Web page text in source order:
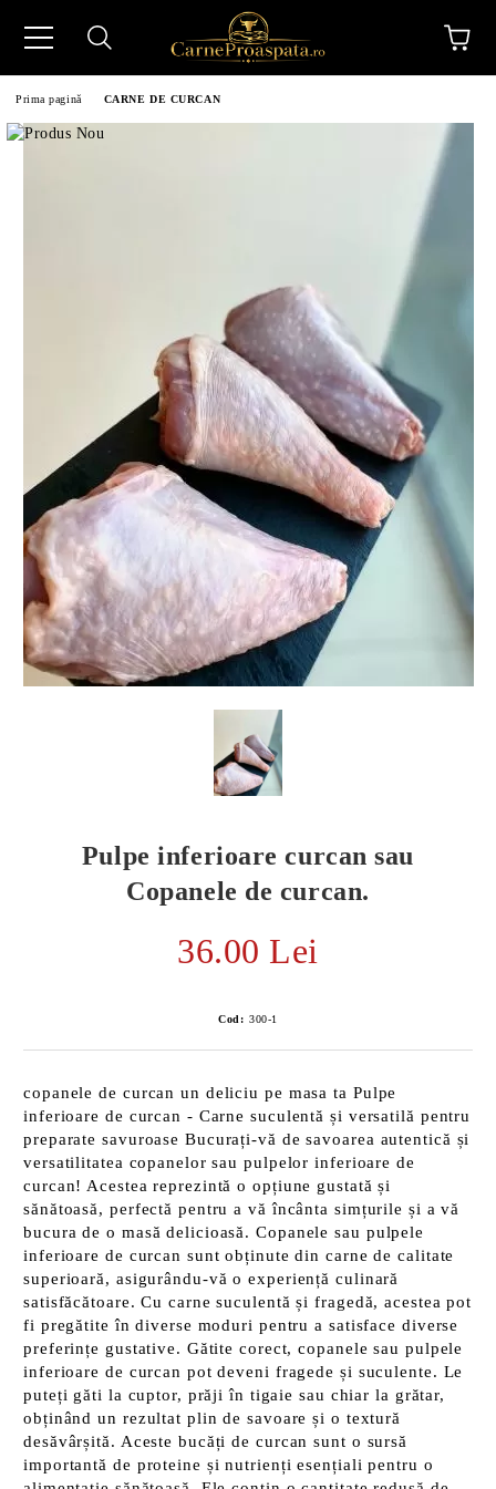
Prima pagină CARNE DE CURCAN
Pulpe inferioare curcan sau
Copanele de curcan.
36.00 Lei
Cod: 300-1
copanele de curcan un deliciu pe masa ta Pulpe
inferioare de curcan - Carne suculentă și versatilă pentru
preparate savuroase Bucurați-vă de savoarea autentică și
versatilitatea copanelor sau pulpelor inferioare de
curcan! Acestea reprezintă o opțiune gustată și
sănătoasă, perfectă pentru a vă încânta simțurile și a vă
bucura de o masă delicioasă. Copanele sau pulpele
inferioare de curcan sunt obținute din carne de calitate
superioară, asigurându-vă o experiență culinară
satisfăcătoare. Cu carne suculentă și fragedă, acestea pot
fi pregătite în diverse moduri pentru a satisface diverse
preferințe gustative. Gătite corect, copanele sau pulpele
inferioare de curcan pot deveni fragede și suculente. Le
puteți găti la cuptor, prăji în tigaie sau chiar la grătar,
obținând un rezultat plin de savoare și o textură
desăvârșită. Aceste bucăți de curcan sunt o sursă
importantă de proteine și nutrienți esențiali pentru o